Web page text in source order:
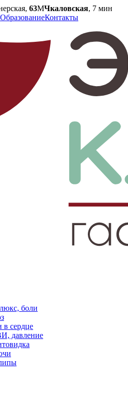
63МЧкаловская, 7 мин
ОбразованиеКонтакты
боли
в сердце
давление